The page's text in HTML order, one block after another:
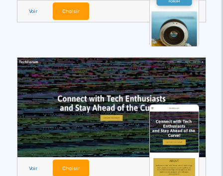
Voir Choisir
Voir Choisir